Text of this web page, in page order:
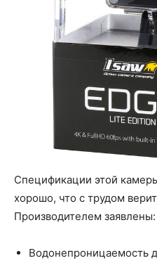
Спецификации этой
хорошо, что с трудом
Производителем заявлены:
Водонепроницаемость